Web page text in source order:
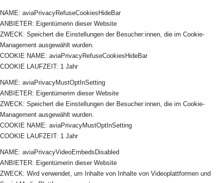
NAME: aviaPrivacyRefuseCookiesHideBar
ANBIETER: Eigentümerin dieser Website
ZWECK: Speichert die Einstellungen der Besucher:innen, die im Cookie-
Management ausgewählt wurden.
COOKIE NAME: aviaPrivacyRefuseCookiesHideBar
COOKIE LAUFZEIT: 1 Jahr
NAME: aviaPrivacyMustOptInSetting
ANBIETER: Eigentümerim dieser Website
ZWECK: Speichert die Einstellungen der Besucher:innen, die im Cookie-
Management ausgewählt wurden.
COOKIE NAME: aviaPrivacyMustOptInSetting
COOKIE LAUFZEIT: 1 Jahr
NAME: aviaPrivacyVideoEmbedsDisabled
ANBIETER: Eigentümerin dieser Website
ZWECK: Wird verwendet, um Inhalte von Inhalte von Videoplattformen und